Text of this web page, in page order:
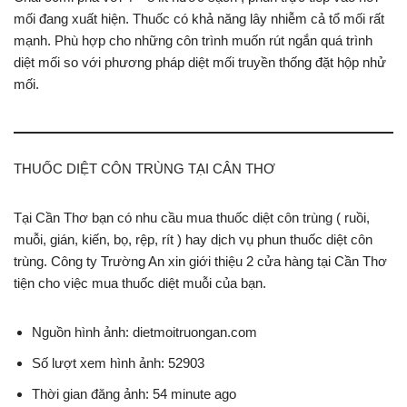
mối đang xuất hiện. Thuốc có khả năng lây nhiễm cả tổ mối rất
mạnh. Phù hợp cho những côn trình muốn rút ngắn quá trình
diệt mối so với phương pháp diệt mối truyền thống đặt hộp nhử
mối.
THUỐC DIỆT CÔN TRÙNG TẠI CÂN THƠ
Tại Cần Thơ bạn có nhu cầu mua thuốc diệt côn trùng ( ruồi,
muỗi, gián, kiến, bọ, rệp, rít ) hay dịch vụ phun thuốc diệt côn
trùng. Công ty Trường An xin giới thiệu 2 cửa hàng tại Cần Thơ
tiện cho việc mua thuốc diệt muỗi của bạn.
Nguồn hình ảnh: dietmoitruongan.com
Số lượt xem hình ảnh: 52903
Thời gian đăng ảnh: 54 minute ago